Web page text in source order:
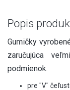
Popis
Gumičky
zaručujúca
podmienok.
pre "V"